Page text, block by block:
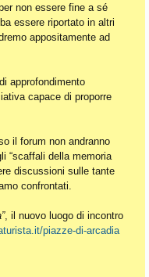
non essere fine a sé
essere riportato in altri
appositamente ad
approfondimento
capace di proporre
il forum non andranno
“scaffali della memoria
discussioni sulle tante
confrontati.
, il nuovo luogo di incontro
piazze-di-arcadia